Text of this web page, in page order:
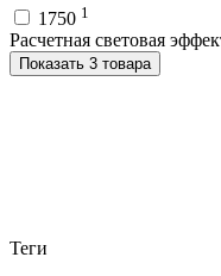
1750 1
Расчетная световая
Показать 3 товара
Теги